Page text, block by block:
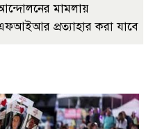
মামলায়
প্রত্যাহার করা যাবে